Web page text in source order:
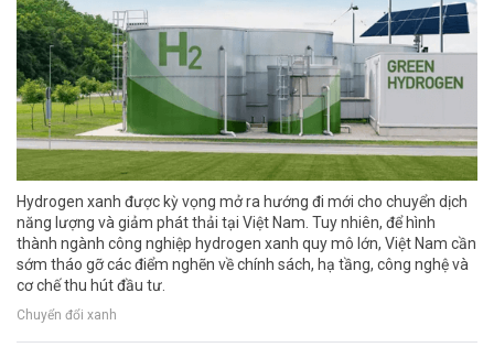
Hydrogen xanh được kỳ vọng mở ra hướng đi mới cho chuyển dịch
năng lượng và giảm phát thải tại Việt Nam. Tuy nhiên, để hình
thành ngành công nghiệp hydrogen xanh quy mô lớn, Việt Nam cần
sớm tháo gỡ các điểm nghẽn về chính sách, hạ tầng, công nghệ và
cơ chế thu hút đầu tư.
Chuyển đổi xanh